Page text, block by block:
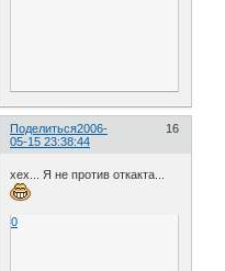
Поделиться 16
2006-
05-15 23:38:44
хех... Я не против откакта...
0